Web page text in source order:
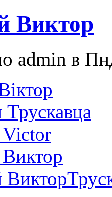
Виктор
admin в
Victor